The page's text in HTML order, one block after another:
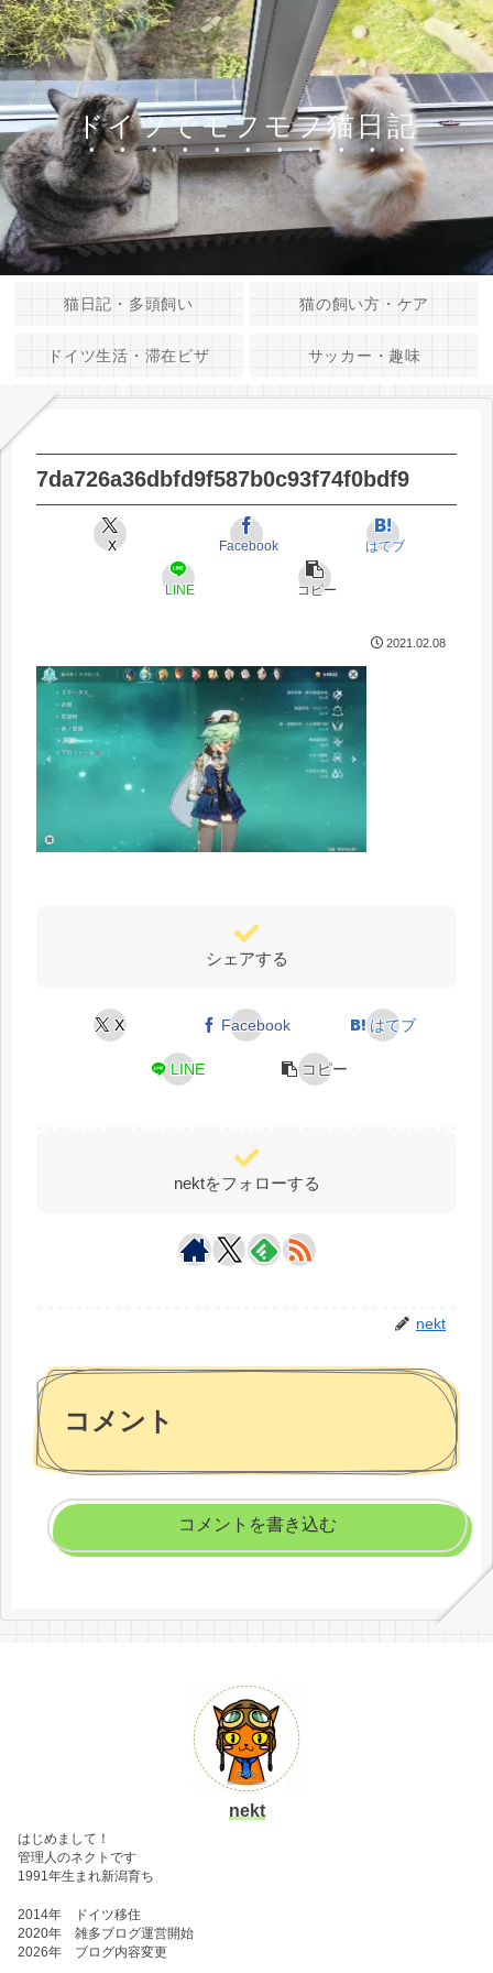
ドイツでモフモフ猫日記
猫日記・多頭飼い 猫の飼い方・ケア
ドイツ生活・滞在ビザ サッカー・趣味
7da726a36dbfd9f587b0c93f74f0bdf9
X Facebook はてブ
LINE コピー
2021.02.08
シェアする
X Facebook はてブ
LINE コピー
nektをフォローする
nekt
コメント
コメントを書き込む
nekt
はじめまして！
管理人のネクトです
1991年生まれ新潟育ち
2014年 ドイツ移住
2020年 雑多ブログ運営開始
2026年 ブログ内容変更